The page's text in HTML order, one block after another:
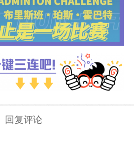
回复评论